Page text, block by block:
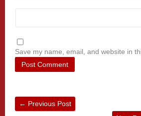
Save my name, email, and website in
← Previous Post